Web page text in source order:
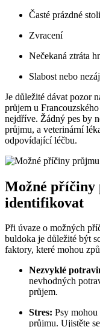
Časté prázdné
Zvracení
Nečekaná ⁣ztráta
Slabost nebo
Je důležité dávat pozor
průjem u
nejdříve.⁣ Žádný pes‌ by
průjmu, a‌ veterinární
odpovídající léčbu.
Možné příčiny
identifikovat
Při úvaze ​o možných
buldoka je důležité být
faktory, které‍ mohou
Nezvyklé
nevhodných
průjem.
Stres: Psy mohou
průjmu. Ujistěte